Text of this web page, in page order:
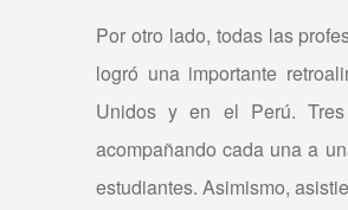
Por otro lado, todas las
logró una importante
Unidos y en el Perú.
acompañando cada una a
estudiantes. Asimismo,